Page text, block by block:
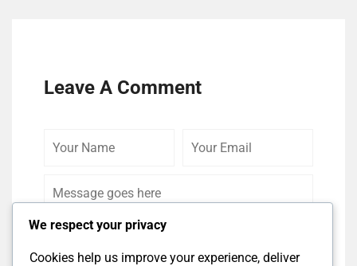
Leave A Comment
We respect your privacy
Cookies help us improve your experience, deliver